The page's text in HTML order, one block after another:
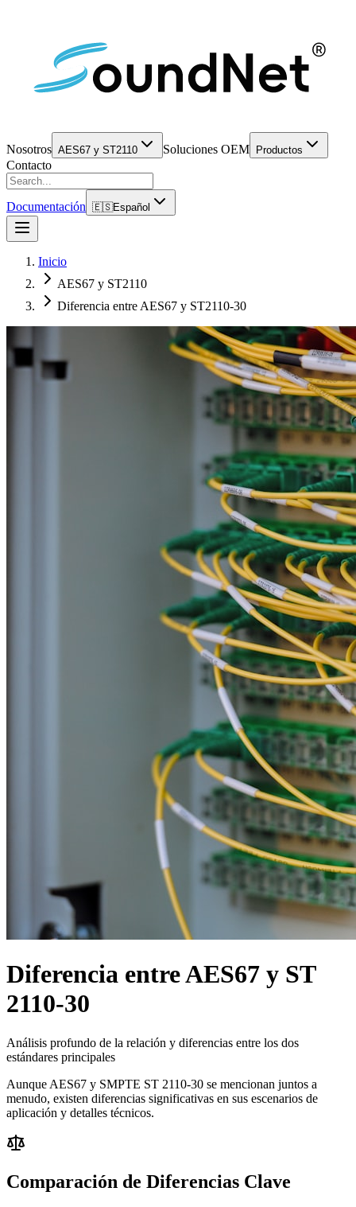
Nosotros AES67 y ST2110 Soluciones OEM Productos
Contacto
Documentación 🇪🇸Español
Inicio
AES67 y ST2110
Diferencia entre AES67 y ST2110-30
Diferencia entre AES67 y ST
2110-30
Análisis profundo de la relación y diferencias entre los dos
estándares principales
Aunque AES67 y SMPTE ST 2110-30 se mencionan juntos a
menudo, existen diferencias significativas en sus escenarios de
aplicación y detalles técnicos.
Comparación de Diferencias Clave